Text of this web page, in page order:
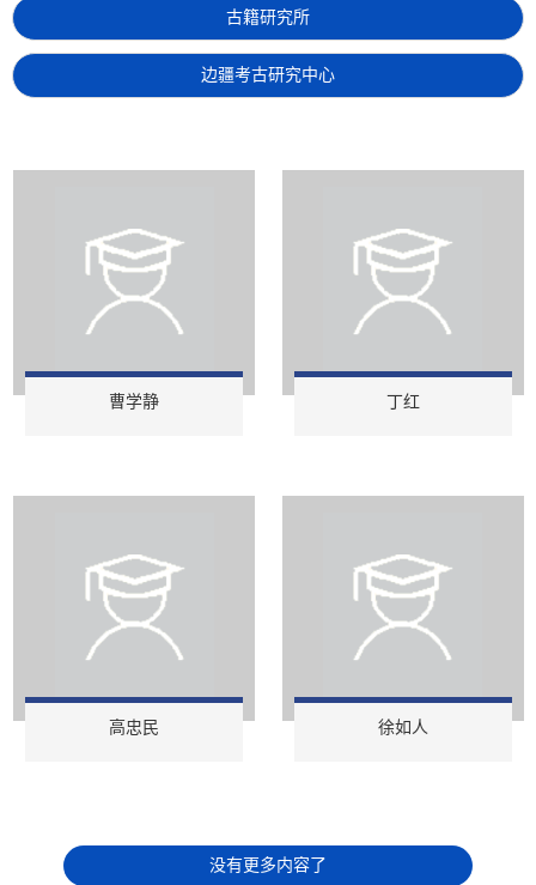
古籍研究所
边疆考古研究中心
曹学静 丁红
高忠民 徐如人
没有更多内容了